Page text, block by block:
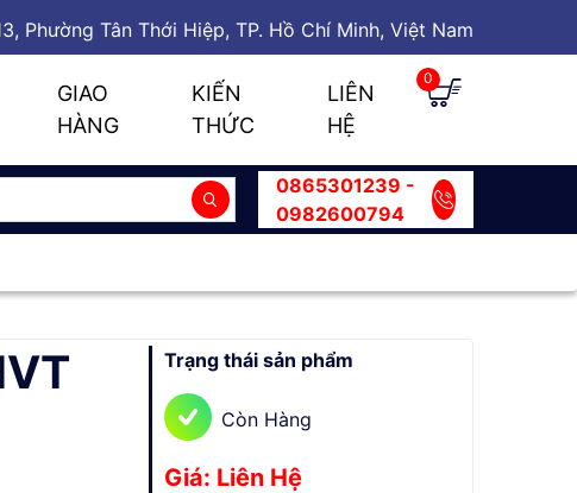
Phường Tân Thới Hiệp, TP. Hồ Chí Minh, Việt Nam
GIAO
HÀNG
KIẾN
THỨC
LIÊN
HỆ
0
0865301239 -
0982600794
Trạng thái sản phẩm
Còn Hàng
Giá: Liên Hệ